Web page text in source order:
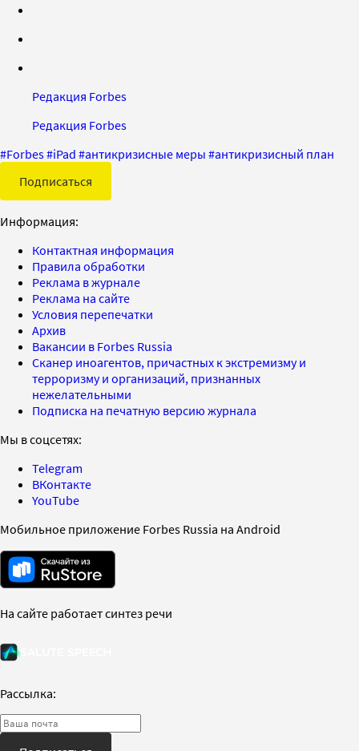
Редакция Forbes
Редакция Forbes
#Forbes#iPad #антикризисные меры #антикризисный план
Подписаться
Информация:
Контактная информация
Правила обработки
Реклама в журнале
Реклама на сайте
Условия перепечатки
Архив
Вакансии в Forbes Russia
Сканер иноагентов, причастных к экстремизму и
терроризму и организаций, признанных
нежелательными
Подписка на печатную версию журнала
Мы в соцсетях:
Telegram
ВКонтакте
YouTube
Мобильное приложение Forbes Russia на Android
На сайте работает синтез речи
Рассылка: